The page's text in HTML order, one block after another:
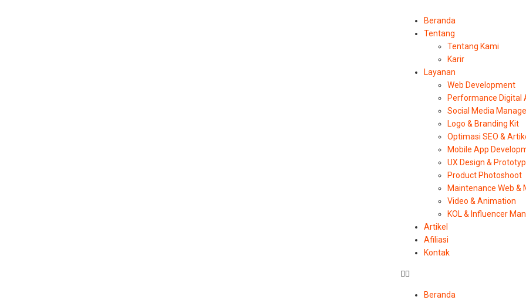
Beranda
Tentang
Tentang Kami
Karir
Layanan
Web Development
Performance Digital
Social Media
Logo & Branding Kit
Optimasi SEO &
Mobile App
UX Design &
Product Photoshoot
Maintenance Web &
Video & Animation
KOL & Influencer
Artikel
Afiliasi
Kontak
Beranda